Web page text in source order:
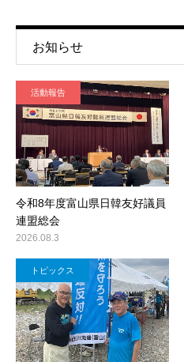
お知らせ
活動報告
令和8年度富山県日韓友好議員
連盟総会
2026.08.3
トピックス